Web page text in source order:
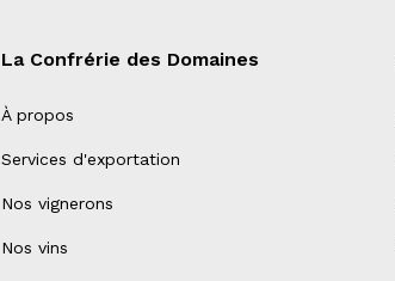
La Confrérie des Domaines
À propos
Services d'exportation
Nos vignerons
Nos vins